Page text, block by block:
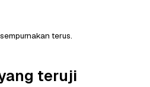
terus.
teruji